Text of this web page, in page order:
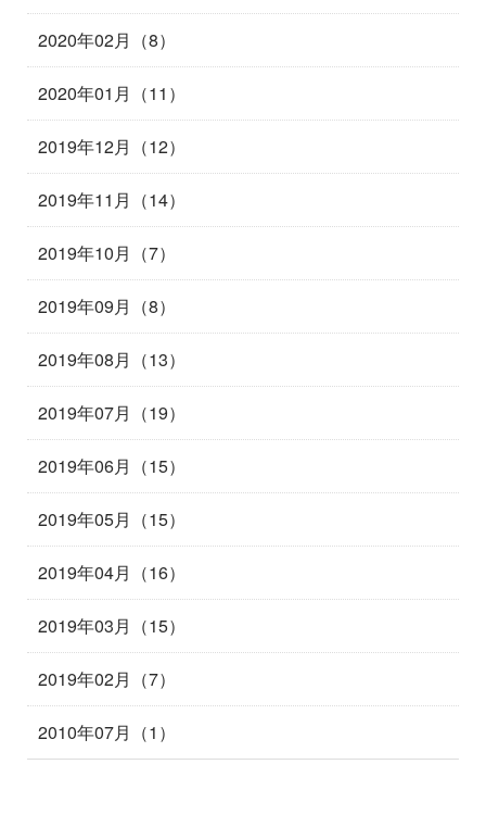
2020年02月（8）
2020年01月（11）
2019年12月（12）
2019年11月（14）
2019年10月（7）
2019年09月（8）
2019年08月（13）
2019年07月（19）
2019年06月（15）
2019年05月（15）
2019年04月（16）
2019年03月（15）
2019年02月（7）
2010年07月（1）